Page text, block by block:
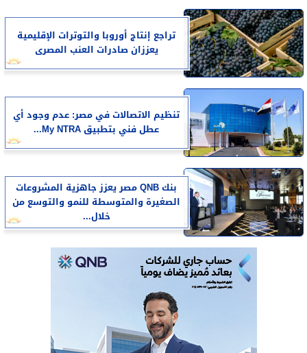
تراجع إنتاج أوروبا والتوترات الإقليمية
يعززان صادرات العنب المصرى
تنظيم الاتصالات في مصر: عدم وجود أي
عطل فني بتطبيق My NTRA...
بنك QNB مصر يعزز جاهزية المشروعات
الصغيرة والمتوسطة للنمو والتوسع من
خلال...